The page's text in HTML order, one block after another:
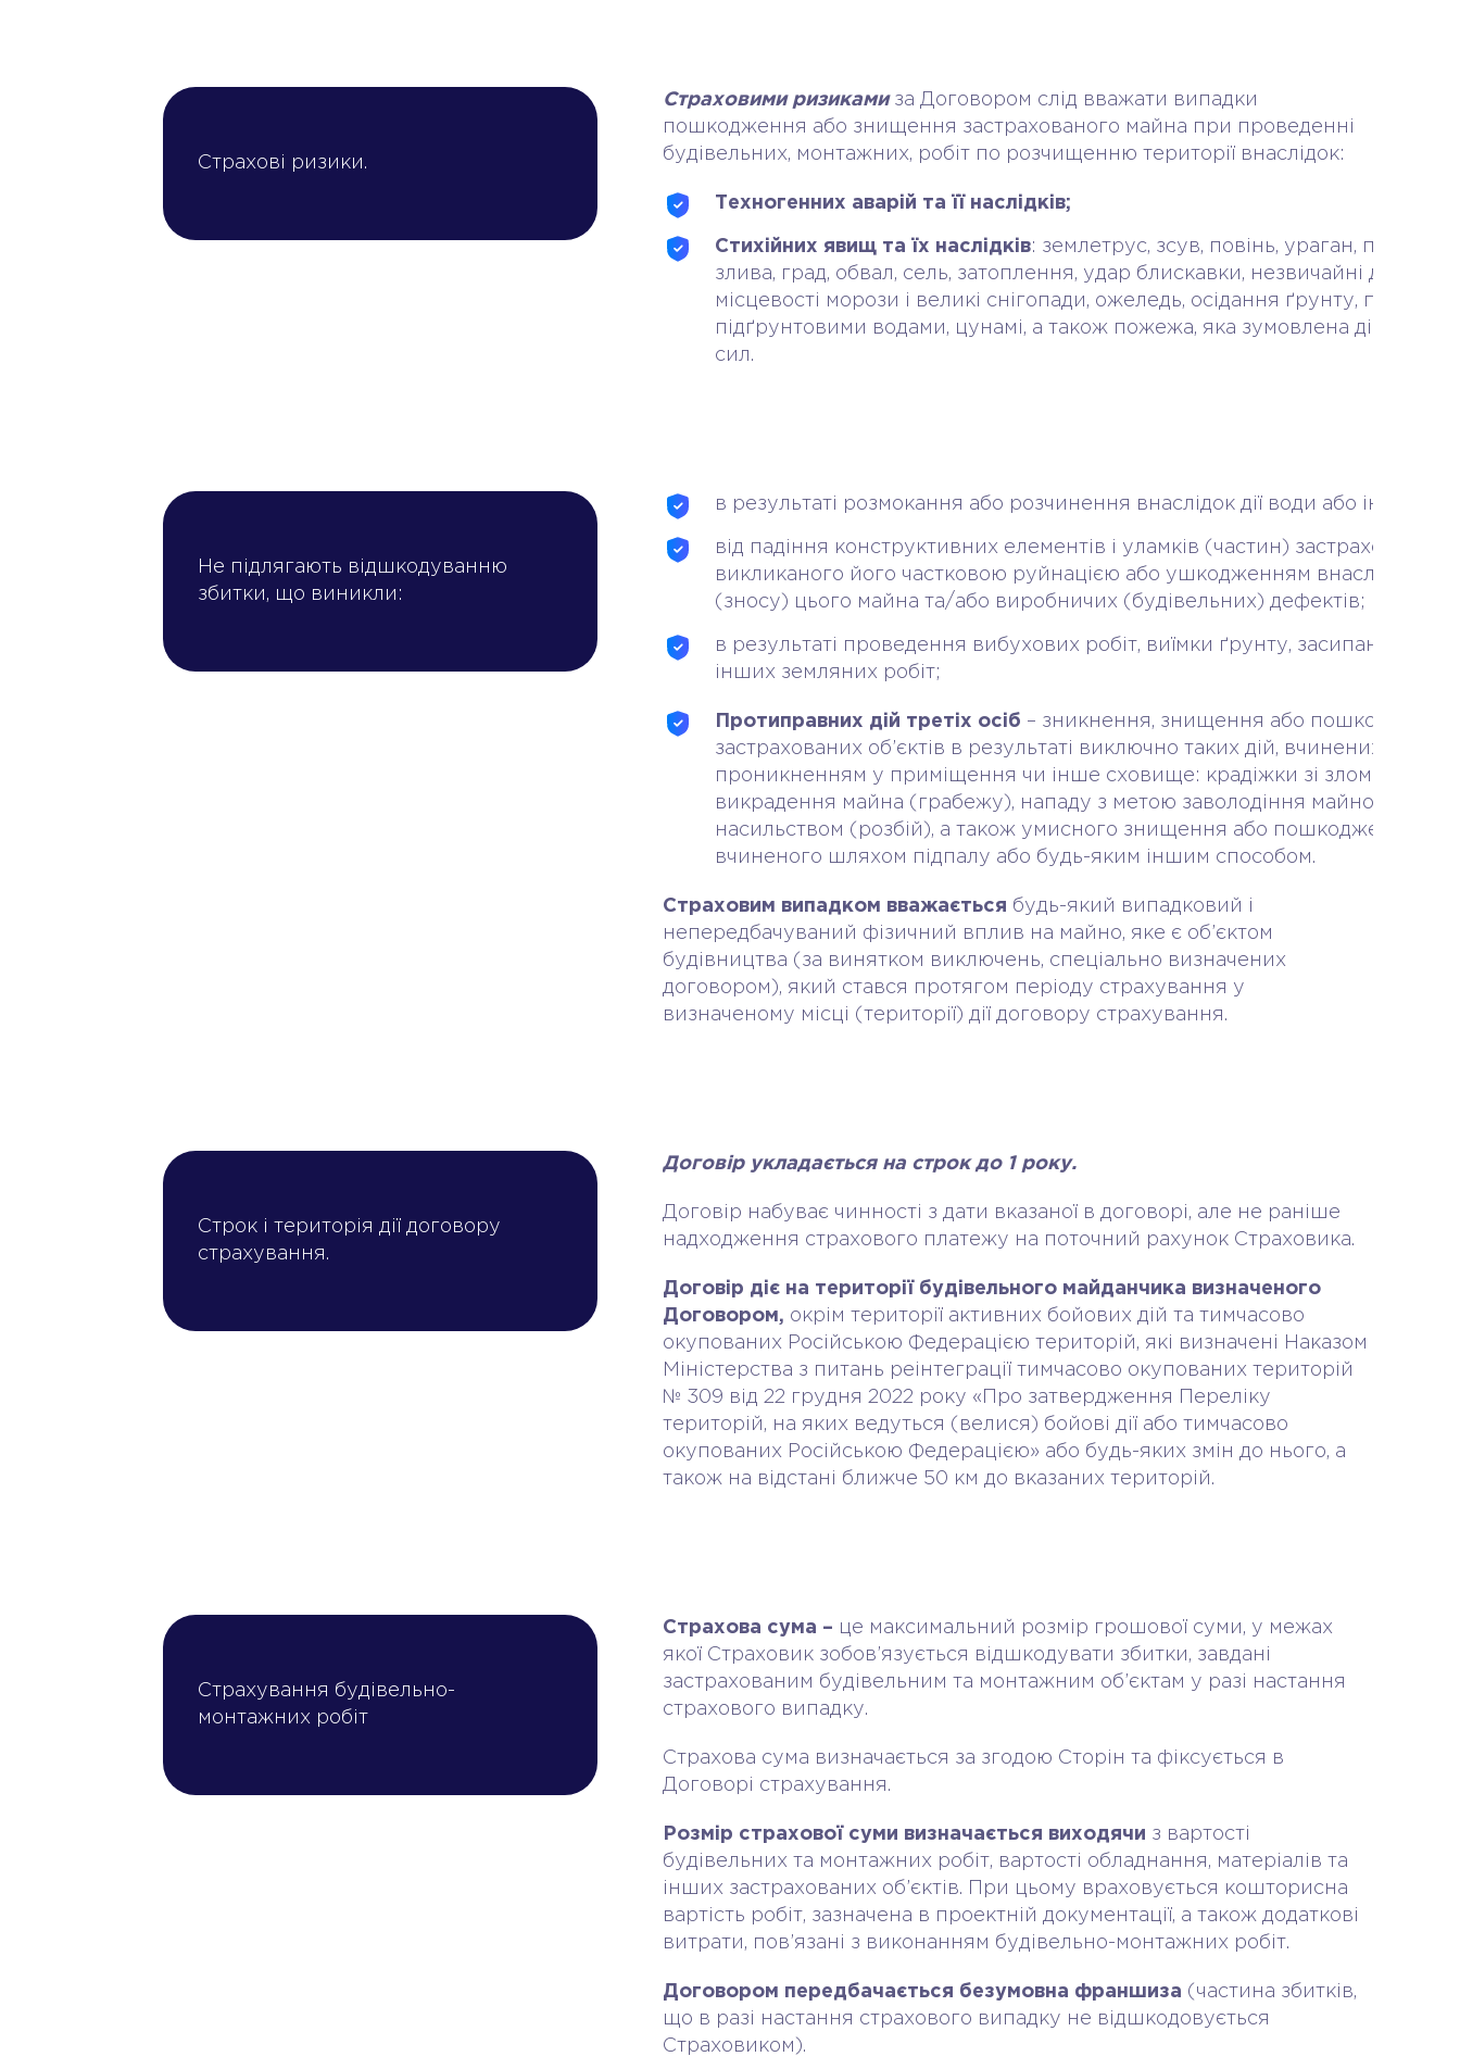
Страхові ризики.
Страховими ризикамиза Договором слід вважати випадки
пошкодження або знищення застрахованого майна при проведенні
будівельних, монтажних, робіт по розчищенню території внаслідок:
Техногенних аварій та її наслідків;
Стихійних явищ та їх наслідків: землетрус, зсув, повінь, ураган, паводок,
злива, град, обвал, сель, затоплення, удар блискавки, незвичайні для
місцевості морози і великі снігопади, ожеледь, осідання ґрунту,
підґрунтовими водами, цунамі, а також пожежа, яка зумовлена дією
сил.
Не підлягають відшкодуванню
збитки, що виникли:
в результаті розмокання або розчинення внаслідок дії води або інших
від падіння конструктивних елементів і уламків (частин) застрахованого
викликаного його частковою руйнацією або ушкодженням внаслідок
(зносу) цього майна та/або виробничих (будівельних) дефектів;
в результаті проведення вибухових робіт, виїмки ґрунту, засипання
інших земляних робіт;
Протиправних дій третіх осіб – зникнення, знищення або пошкодження
застрахованих об’єктів в результаті виключно таких дій, вчинених з
проникненням у приміщення чи інше сховище: крадіжки зі зломом,
викрадення майна (грабежу), нападу з метою заволодіння майном,
насильством (розбій), а також умисного знищення або пошкодження
вчиненого шляхом підпалу або будь-яким іншим способом.
Страховим випадком вважається будь-який випадковий і
непередбачуваний фізичний вплив на майно, яке є об’єктом
будівництва (за винятком виключень, спеціально визначених
договором), який стався протягом періоду страхування у
визначеному місці (території) дії договору страхування.
Строк і територія дії договору
страхування.
Договір укладається на строк до 1 року.
Договір набуває чинності з дати вказаної в договорі, але не раніше
надходження страхового платежу на поточний рахунок Страховика.
Договір діє на території будівельного майданчика визначеного
Договором, окрім території активних бойових дій та тимчасово
окупованих Російською Федерацією територій, які визначені Наказом
Міністерства з питань реінтеграції тимчасово окупованих територій
№ 309 від 22 грудня 2022 року «Про затвердження Переліку
територій, на яких ведуться (велися) бойові дії або тимчасово
окупованих Російською Федерацією» або будь-яких змін до нього, а
також на відстані ближче 50 км до вказаних територій.
Страхування будівельно-
монтажних робіт
Страхова сума – це максимальний розмір грошової суми, у межах
якої Страховик зобов’язується відшкодувати збитки, завдані
застрахованим будівельним та монтажним об’єктам у разі настання
страхового випадку.
Страхова сума визначається за згодою Сторін та фіксується в
Договорі страхування.
Розмір страхової суми визначається виходячи з вартості
будівельних та монтажних робіт, вартості обладнання, матеріалів та
інших застрахованих об’єктів. При цьому враховується кошторисна
вартість робіт, зазначена в проектній документації, а також додаткові
витрати, пов’язані з виконанням будівельно-монтажних робіт.
Договором передбачається безумовна франшиза (частина збитків,
що в разі настання страхового випадку не відшкодовується
Страховиком).